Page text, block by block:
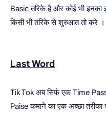
Basic तरिके है और कोई भी
किसी भी तरिके से शुरुआत तो करे ।
Last Word
Tik Tok अब सिर्फ एक Time
Paise कमाने का एक अच्छा